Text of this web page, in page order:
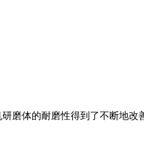
磨体的耐磨性得到了不断地改